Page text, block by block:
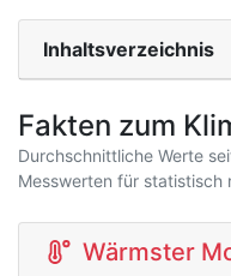
Inhaltsverzeichnis
Fakten zum
Durchschnittliche Werte
Messwerten für statistisch
Wärmster